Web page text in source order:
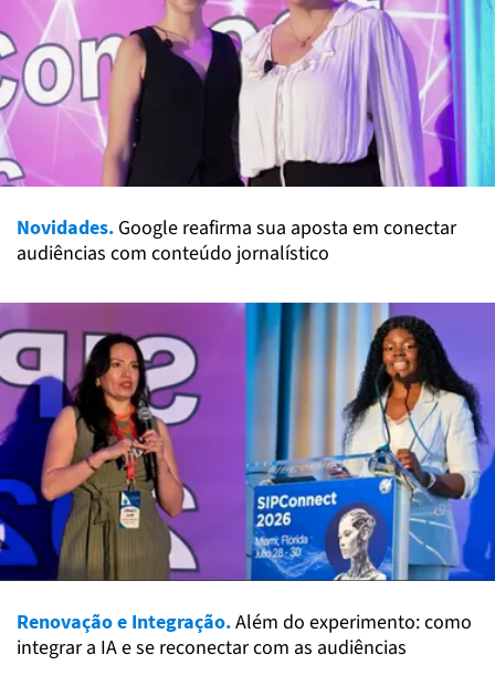
Novidades. Google reafirma sua aposta em conectar
audiências com conteúdo jornalístico
Renovação e Integração.Além do experimento: como
integrar a IA e se reconectar com as audiências